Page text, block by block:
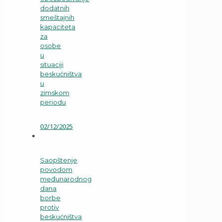
dodatnih
smeštajnih
kapaciteta
za
osobe
u
situaciji
beskućništva
u
zimskom
periodu
02/12/2025
Saopštenje
povodom
međunarodnog
dana
borbe
protiv
beskućništva